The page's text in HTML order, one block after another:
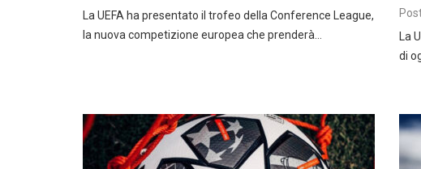
La UEFA ha presentato il trofeo della Conference League,
la nuova competizione europea che prenderà…
La
di